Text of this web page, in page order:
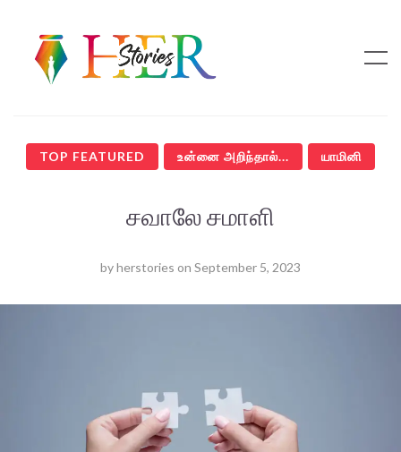
TOP FEATURED உன்னை அறிந்தால்... யாமினி
சவாலே சமாளி
byherstories on September 5, 2023